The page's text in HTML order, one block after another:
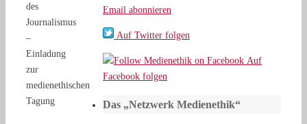
des
Journalismus
–
Einladung
zur
medienethischen
Tagung
Email abonnieren
Auf Twitter folgen
Auf
Facebook folgen
Das „Netzwerk Medienethik“